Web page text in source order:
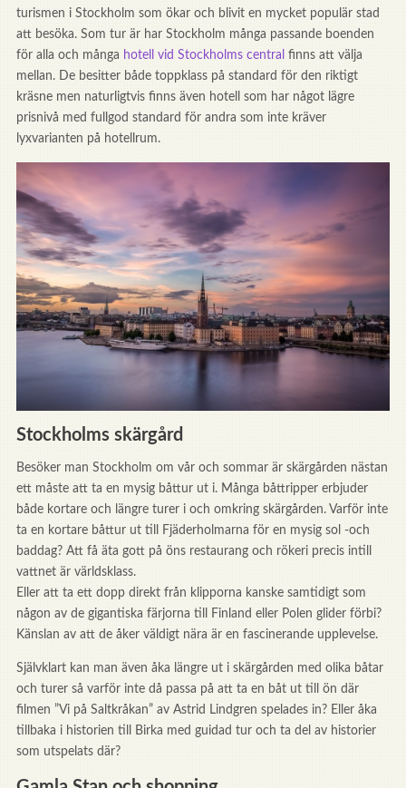
turismen i Stockholm som ökar och blivit en mycket populär stad
att besöka. Som tur är har Stockholm många passande boenden
för alla och många hotell vid Stockholms central finns att välja
mellan. De besitter både toppklass på standard för den riktigt
kräsne men naturligtvis finns även hotell som har något lägre
prisnivå med fullgod standard för andra som inte kräver
lyxvarianten på hotellrum.
Stockholms skärgård
Besöker man Stockholm om vår och sommar är skärgården nästan
ett måste att ta en mysig båttur ut i. Många båttripper erbjuder
både kortare och längre turer i och omkring skärgården. Varför inte
ta en kortare båttur ut till Fjäderholmarna för en mysig sol -och
baddag? Att få äta gott på öns restaurang och rökeri precis intill
vattnet är världsklass.
Eller att ta ett dopp direkt från klipporna kanske samtidigt som
någon av de gigantiska färjorna till Finland eller Polen glider förbi?
Känslan av att de åker väldigt nära är en fascinerande upplevelse.
Självklart kan man även åka längre ut i skärgården med olika båtar
och turer så varför inte då passa på att ta en båt ut till ön där
filmen ”Vi på Saltkråkan” av Astrid Lindgren spelades in? Eller åka
tillbaka i historien till Birka med guidad tur och ta del av historier
som utspelats där?